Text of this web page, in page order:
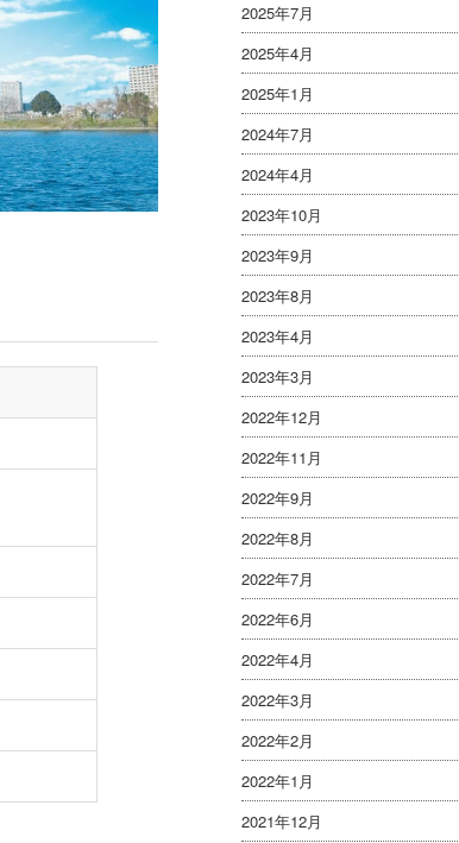
2025年7月
2025年4月
2025年1月
2024年7月
2024年4月
2023年10月
2023年9月
2023年8月
2023年4月
2023年3月
2022年12月
2022年11月
2022年9月
2022年8月
2022年7月
2022年6月
2022年4月
2022年3月
2022年2月
2022年1月
2021年12月